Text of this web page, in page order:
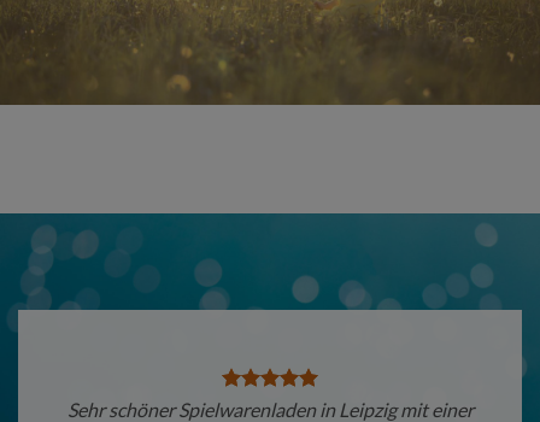
Sehr schöner Spielwarenladen in Leipzig mit einer